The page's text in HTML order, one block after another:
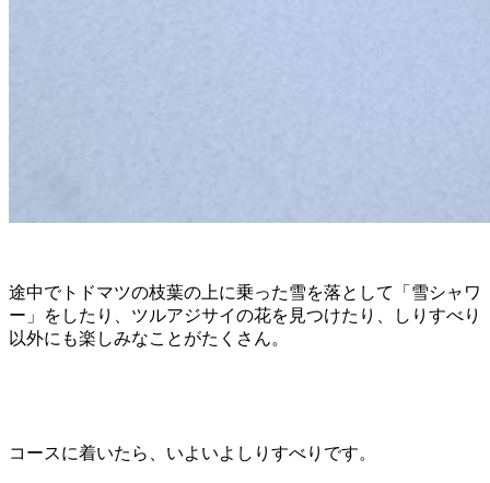
途中でトドマツの枝葉の上に乗った雪を落として「雪シャワ
ー」をしたり、ツルアジサイの花を見つけたり、しりすべり
以外にも楽しみなことがたくさん。
コースに着いたら、いよいよしりすべりです。